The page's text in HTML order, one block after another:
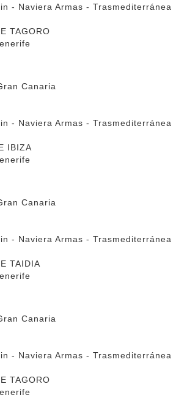
- Naviera Armas - Trasmediterránea
TAGORO
Canaria
- Naviera Armas - Trasmediterránea
IBIZA
Canaria
- Naviera Armas - Trasmediterránea
TAIDIA
Canaria
- Naviera Armas - Trasmediterránea
TAGORO